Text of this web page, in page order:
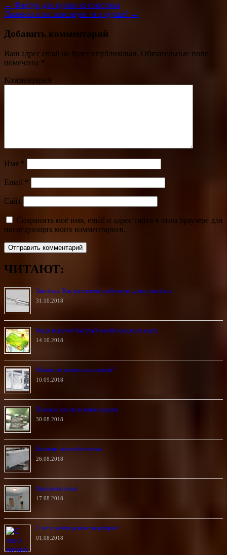
← Фартук для кухни из пластика
Ламинат или линолеум: что лучше? →
Добавить комментарий
Ваш адрес email не будет опубликован. Обязательные поля
помечены *
Комментарий
Имя *
Email *
Сайт
Сохранить моё имя, email и адрес сайта в этом браузере для
последующих моих комментариев.
ЧИТАЮТ:
Заклёпки. Как рассчитать требуемую длину заклёпки
31.10.2018
Когда выручит быстрый онлайн кредит на карту
14.10.2018
Можно ли менять окна зимой?
10.09.2018
Помощь при получении кредита
30.08.2018
Колонны железобетонные
26.08.2018
Красим потолок
17.08.2018
С чего начать ремонт квартиры?
01.08.2018